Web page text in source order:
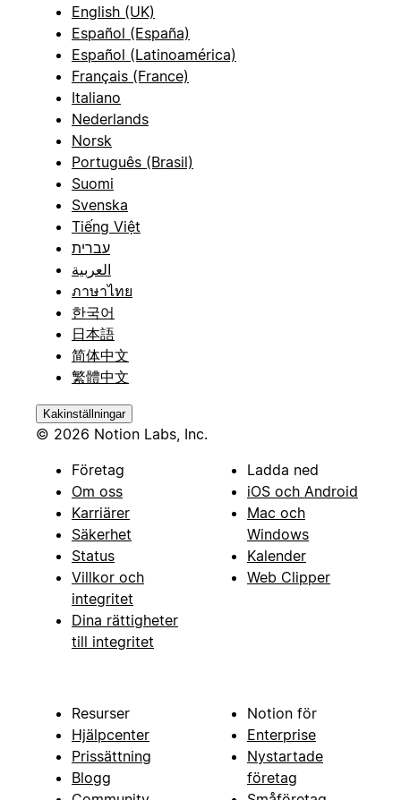
English (UK)
Español (España)
Español (Latinoamérica)
Français (France)
Italiano
Nederlands
Norsk
Português (Brasil)
Suomi
Svenska
Tiếng Việt
עברית
العربية
ภาษาไทย
한국어
日本語
简体中文
繁體中文
Kakinställningar
© 2026 Notion Labs, Inc.
Företag
Om oss
Karriärer
Säkerhet
Status
Villkor och
integritet
Dina rättigheter
till integritet
Ladda ned
iOS och Android
Mac och
Windows
Kalender
Web Clipper
Resurser
Hjälpcenter
Prissättning
Blogg
Notion för
Enterprise
Nystartade
företag